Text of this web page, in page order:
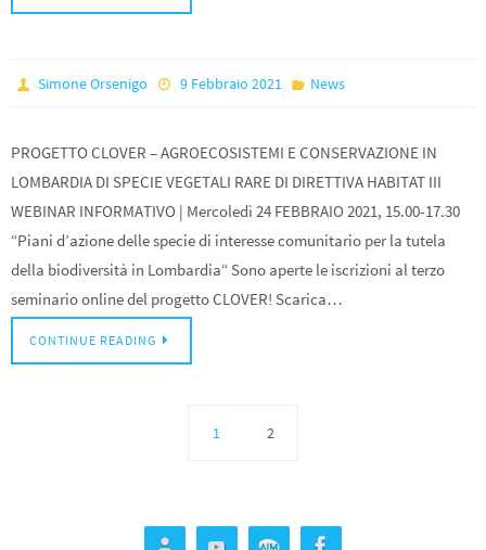
Simone Orsenigo 9 Febbraio 2021 News
PROGETTO CLOVER – AGROECOSISTEMI E CONSERVAZIONE IN
LOMBARDIA DI SPECIE VEGETALI RARE DI DIRETTIVA HABITAT III
WEBINAR INFORMATIVO | Mercoledì 24 FEBBRAIO 2021, 15.00-17.30
“Piani d’azione delle specie di interesse comunitario per la tutela
della biodiversità in Lombardia“ Sono aperte le iscrizioni al terzo
seminario online del progetto CLOVER! Scarica…
CONTINUE READING
1 2